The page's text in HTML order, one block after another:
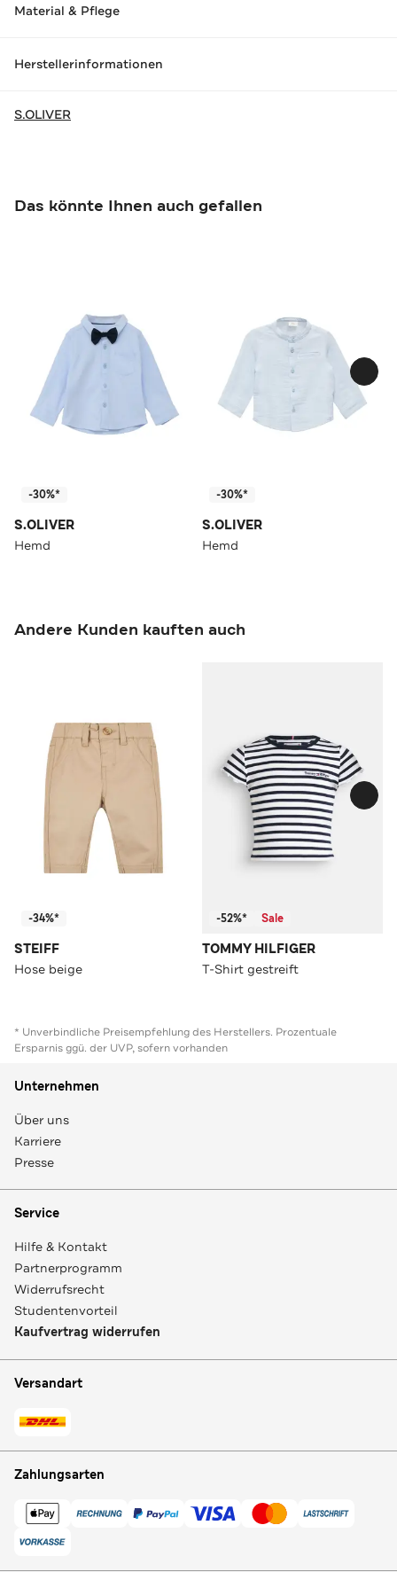
Material & Pflege
Herstellerinformationen
S.OLIVER
Das könnte Ihnen auch gefallen
-30%*
S.OLIVER
Hemd
-30%*
S.OLIVER
Hemd
Andere Kunden kauften auch
-34%*
STEIFF
Hose beige
-52%* Sale
TOMMY HILFIGER
T-Shirt gestreift
* Unverbindliche Preisempfehlung des Herstellers. Prozentuale
Ersparnis ggü. der UVP, sofern vorhanden
Unternehmen
Über uns
Karriere
Presse
Service
Hilfe & Kontakt
Partnerprogramm
Widerrufsrecht
Studentenvorteil
Kaufvertrag widerrufen
Versandart
Zahlungsarten